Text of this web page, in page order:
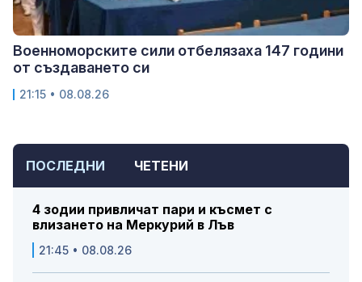
ПОСЛЕДНИ ЧЕТЕНИ
4 зодии привличат пари и късмет с
влизането на Меркурий в Лъв
21:45 • 08.08.26
Военноморските сили отбелязаха 147 години
от създаването си
21:15 • 08.08.26